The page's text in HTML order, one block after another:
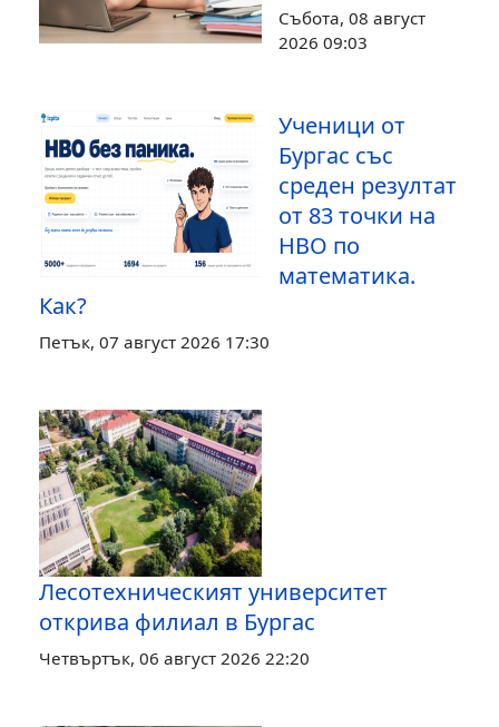
Събота, 08 август
2026 09:03
Ученици от
Бургас със
среден резултат
от 83 точки на
НВО по
математика.
Как?
Петък, 07 август 2026 17:30
Лесотехническият университет
открива филиал в Бургас
Четвъртък, 06 август 2026 22:20